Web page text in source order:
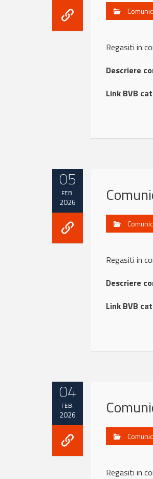
Regasiti in
Descriere
Link BVB
05
FEB.
2026
Regasiti in
Descriere
Link BVB
04
FEB.
2026
Regasiti in